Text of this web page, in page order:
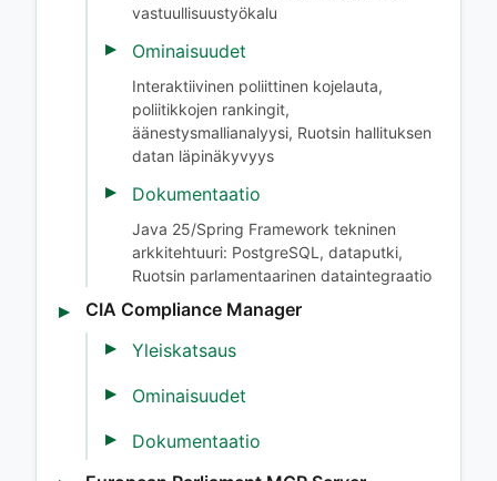
vastuullisuustyökalu
Ominaisuudet
Interaktiivinen poliittinen kojelauta,
poliitikkojen rankingit,
äänestysmallianalyysi, Ruotsin hallituksen
datan läpinäkyvyys
Dokumentaatio
Java 25/Spring Framework tekninen
arkkitehtuuri: PostgreSQL, dataputki,
Ruotsin parlamentaarinen dataintegraatio
CIA Compliance Manager
Yleiskatsaus
Ominaisuudet
Dokumentaatio